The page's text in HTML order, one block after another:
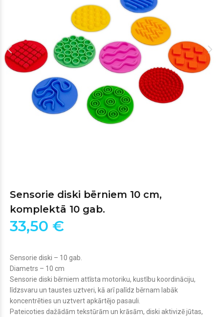
Sensorie diski bērniem 10 cm,
komplektā 10 gab.
33,50 €
Sensorie diski – 10 gab.
Diametrs – 10 cm
Sensorie diski bērniem attīsta motoriku, kustību koordināciju,
līdzsvaru un taustes uztveri, kā arī palīdz bērnam labāk
koncentrēties un uztvert apkārtējo pasauli.
Pateicoties dažādām tekstūrām un krāsām, diski aktivizē jūtas,